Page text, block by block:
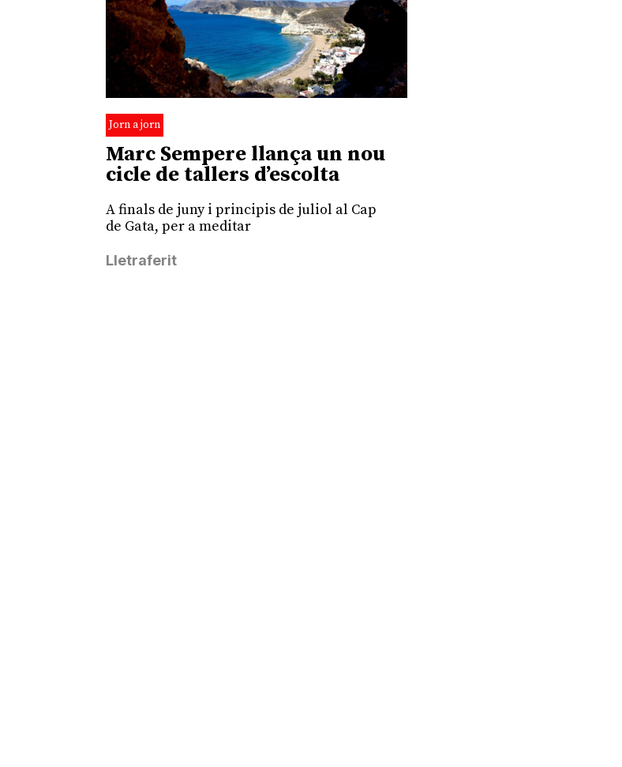
Jorn a jorn
Marc Sempere llança un nou
cicle de tallers d’escolta
A finals de juny i principis de juliol al Cap
de Gata, per a meditar
Lletraferit